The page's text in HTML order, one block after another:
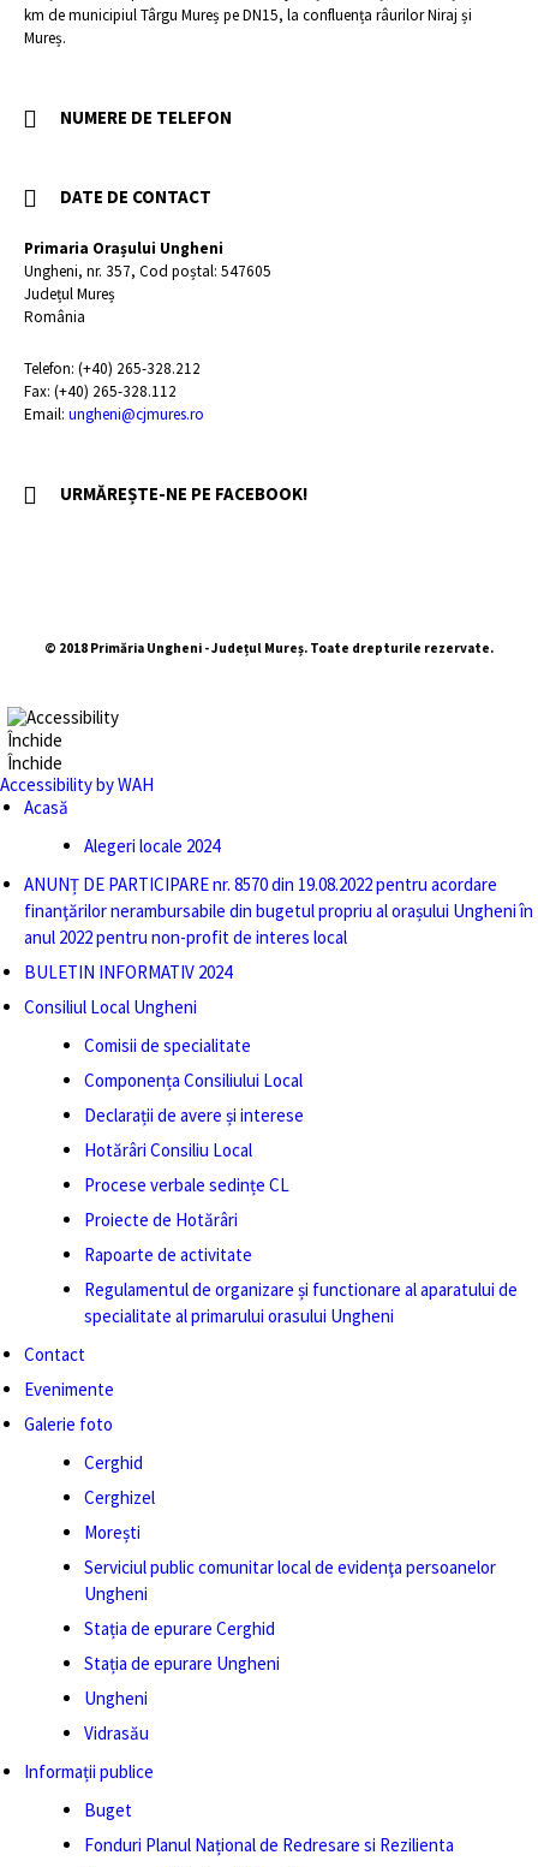
km de municipiul Târgu Mureș pe DN15, la confluența râurilor Niraj și
Mureș.
NUMERE DE TELEFON
DATE DE CONTACT
Primaria Orașului Ungheni
Ungheni, nr. 357, Cod poștal: 547605
Județul Mureș
România
Telefon: (+40) 265-328.212
Fax: (+40) 265-328.112
Email: ungheni@cjmures.ro
URMĂREȘTE-NE PE FACEBOOK!
© 2018 Primăria Ungheni - Județul Mureș. Toate drepturile rezervate.
Închide
Închide
Accessibility by WAH
Acasă
Alegeri locale 2024
ANUNȚ DE PARTICIPARE nr. 8570 din 19.08.2022 pentru acordare
finanţărilor nerambursabile din bugetul propriu al orașului Ungheni în
anul 2022 pentru non-profit de interes local
BULETIN INFORMATIV 2024
Consiliul Local Ungheni
Comisii de specialitate
Componența Consiliului Local
Declarații de avere și interese
Hotărâri Consiliu Local
Procese verbale sedințe CL
Proiecte de Hotărâri
Rapoarte de activitate
Regulamentul de organizare și functionare al aparatului de
specialitate al primarului orasului Ungheni
Contact
Evenimente
Galerie foto
Cerghid
Cerghizel
Morești
Serviciul public comunitar local de evidenţa persoanelor
Ungheni
Stația de epurare Cerghid
Stația de epurare Ungheni
Ungheni
Vidrasău
Informații publice
Buget
Fonduri Planul Național de Redresare si Rezilienta